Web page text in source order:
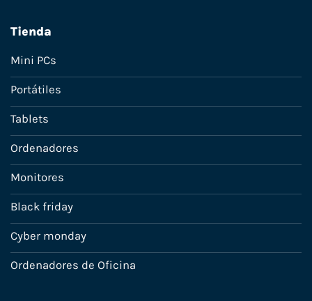
Tienda
Mini PCs
Portátiles
Tablets
Ordenadores
Monitores
Black friday
Cyber monday
Ordenadores de Oficina